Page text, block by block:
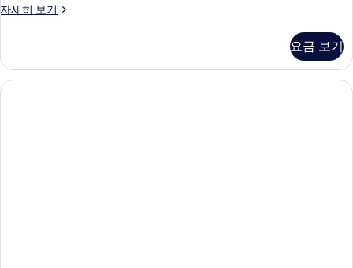
자세히 보기
프
룸,
킹
사
요금 보기